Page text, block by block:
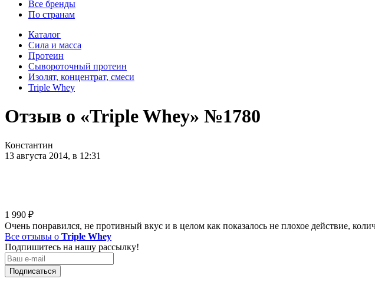
Все бренды
По странам
Каталог
Сила и масса
Протеин
Сывороточный протеин
Изолят, концентрат, смеси
Triple Whey
Отзыв о «Triple Whey» №1780
Константин
13 августа 2014, в 12:31
1 990 ₽
Очень понравился, не противный вкус и в целом как показалось не плохое действие,
Все отзывы о Triple Whey
Подпишитесь на нашу рассылку!
Подписаться